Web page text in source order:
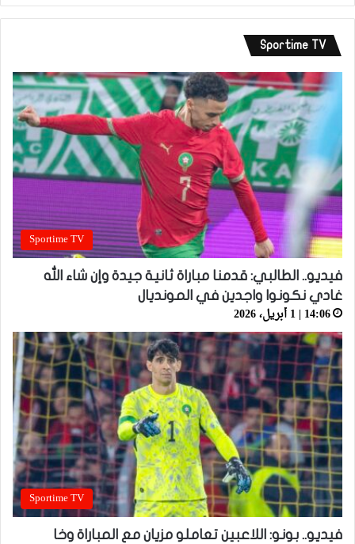
Sportime TV
Sportime TV
فيديو.. الطالبي: قدمنا مباراة ثانية جيدة وإن شاء الله
غادي نكونوا واجدين في المونديال
14:06 | 1 أبريل، 2026
Sportime TV
فيديو.. بونو: اللاعبين تعاملو مزيان مع المباراة وخا